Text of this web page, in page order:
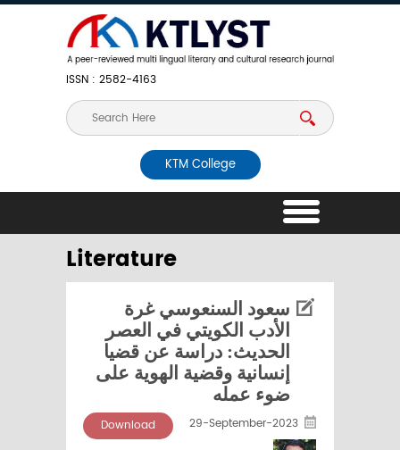
ISSN : 2582-4163
KTM College
Literature
سعود السنعوسي غرة
الأدب الكويتي في العصر
الحديث: دراسة عن قضيا
إنسانية وقضية الهوية على
ضوء عمله
29-September-2023
Download